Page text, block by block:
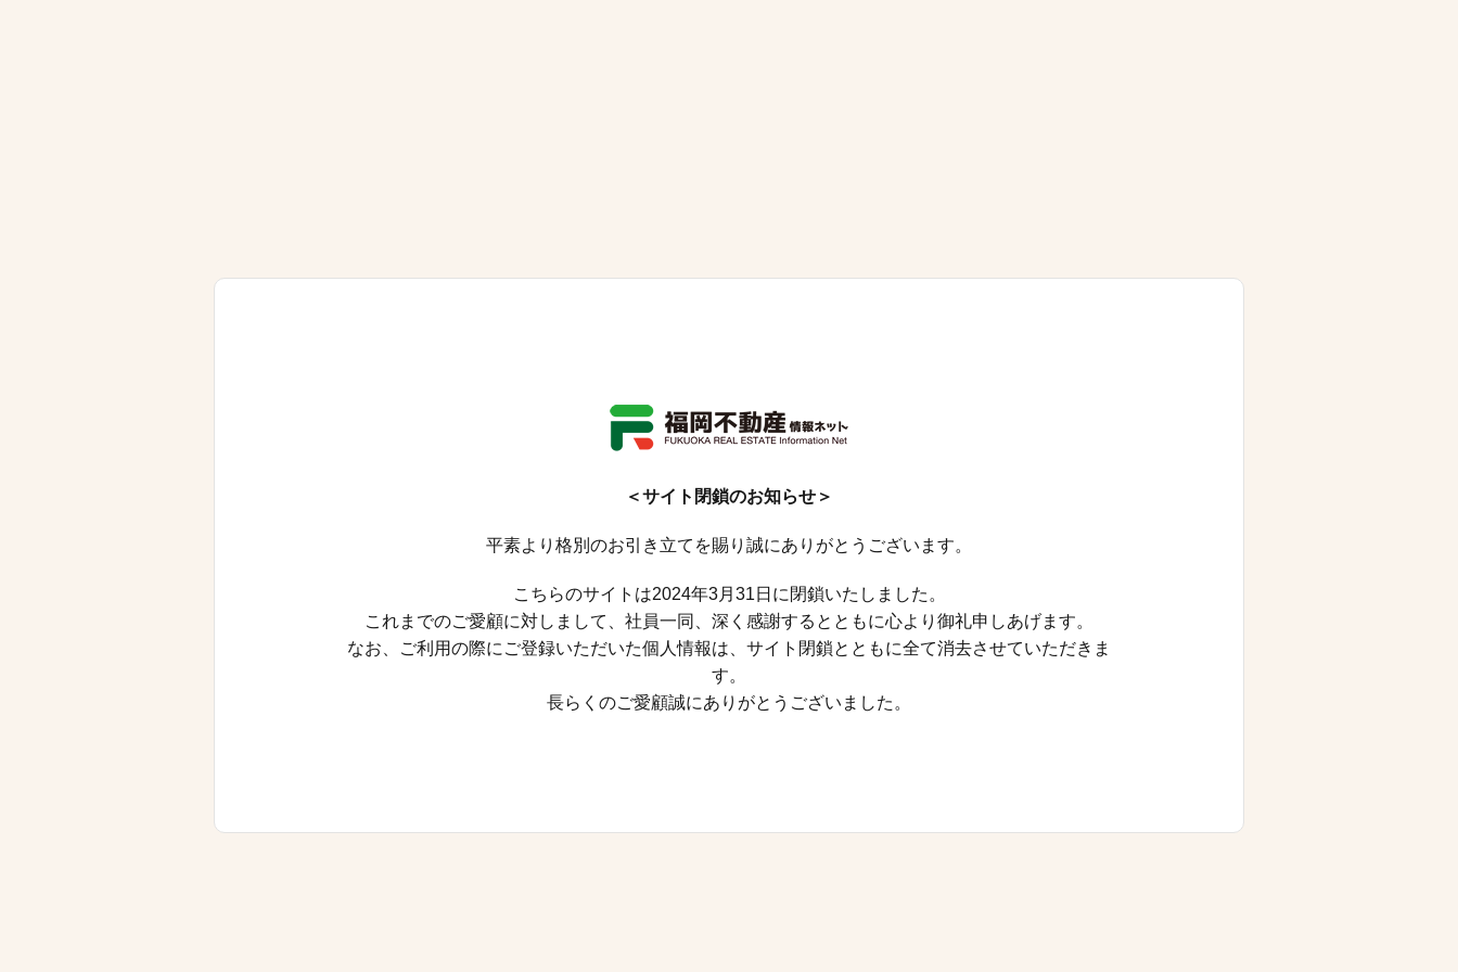
＜サイト閉鎖のお知らせ＞
平素より格別のお引き立てを賜り誠にありがとうございます。
こちらのサイトは2024年3月31日に閉鎖いたしました。
これまでのご愛顧に対しまして、社員一同、深く感謝するとともに心より御礼申しあげます。
なお、ご利用の際にご登録いただいた個人情報は、サイト閉鎖とともに全て消去させていただきま
す。
長らくのご愛顧誠にありがとうございました。